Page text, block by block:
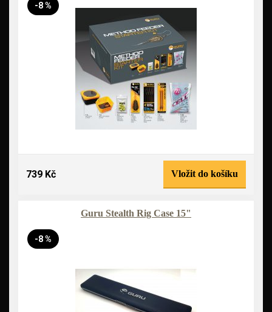
-8 %
739 Kč Vložit do košíku
Guru Stealth Rig Case 15"
-8 %